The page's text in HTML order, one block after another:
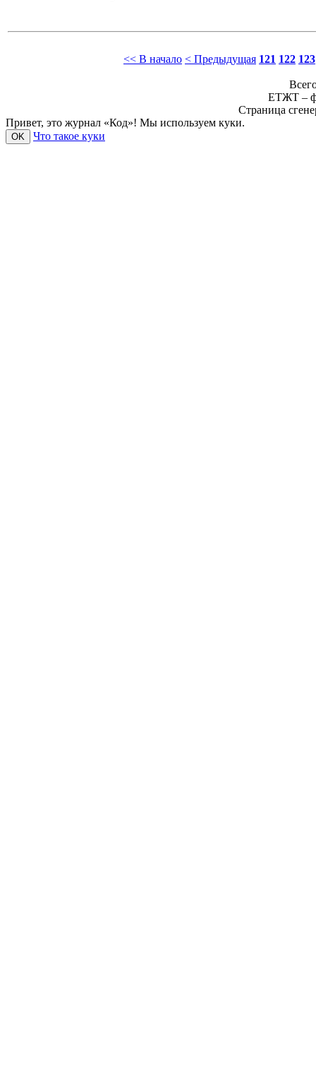
<< В начало < Предыдущая 121 122 123
ЕТЖТ –
Страница
Привет, это журнал «Код»! Мы используем куки.
OK Что такое куки